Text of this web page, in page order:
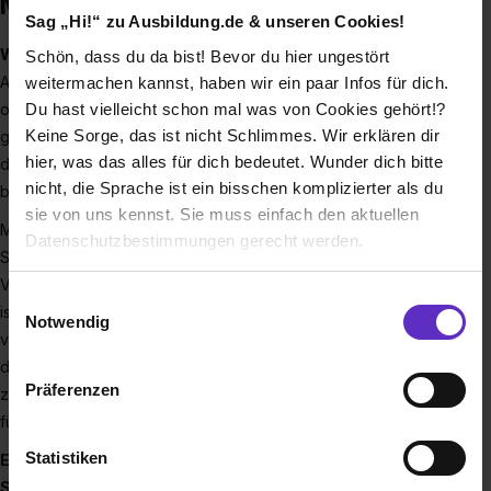
Sag „Hi!“ zu Ausbildung.de & unseren Cookies!
Schön, dass du da bist! Bevor du hier ungestört
weitermachen kannst, haben wir ein paar Infos für dich.
Du hast vielleicht schon mal was von Cookies gehört!?
Keine Sorge, das ist nicht Schlimmes. Wir erklären dir
hier, was das alles für dich bedeutet. Wunder dich bitte
nicht, die Sprache ist ein bisschen komplizierter als du
sie von uns kennst. Sie muss einfach den aktuellen
Datenschutzbestimmungen gerecht werden.
Benutzung der Webseite getroffenen Einstellungen zu
Webseite zu analysieren („Statistiken“), um
Informationen zu deiner Verwendung unserer Website an
Notwendig
Präferenzen
Statistiken
Wer ist die BGHM? Und was macht sie?
Automobilhersteller und -werkstätten, Tischlereien, Werften
oder Sägewerke – in den Branchen Holz und Metall gibt es
ganz viele unterschiedliche Berufe und Zweige. Hier sind
deutschlandweit etwa 5 Millionen Menschen beschäftigt und
bei der BGHM gesetzlich unfallversichert.
Mit rund 3.000 Mitarbeiterinnen und Mitarbeitern an 27
Standorten sorgen wir bei der BGHM dafür, dass unsere
Versicherten sicher arbeiten können. Unser wichtigstes Ziel
ist die Prävention, d.h. Arbeitsunfälle und Gefährdungen zu
verhindern. Passiert trotz allem mal etwas, unterstützen wir
die Betroffenen mit allen geeigneten Mitteln auf ihrem Weg
zurück in ein selbstständiges (Arbeits-) Leben. Denn wir sind
für unsere Versicherten da. #WirsindBGHM!
Entdecke die große Auswahl an Ausbildungs- und